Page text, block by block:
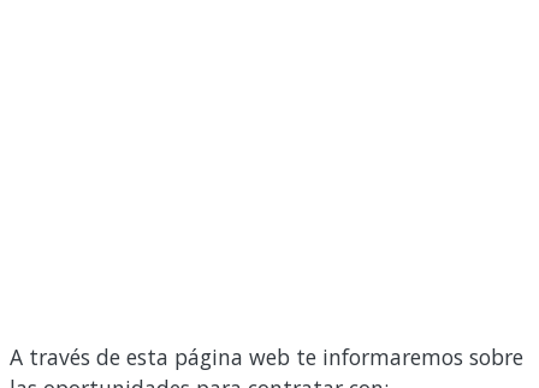
A través de esta página web te informaremos sobre